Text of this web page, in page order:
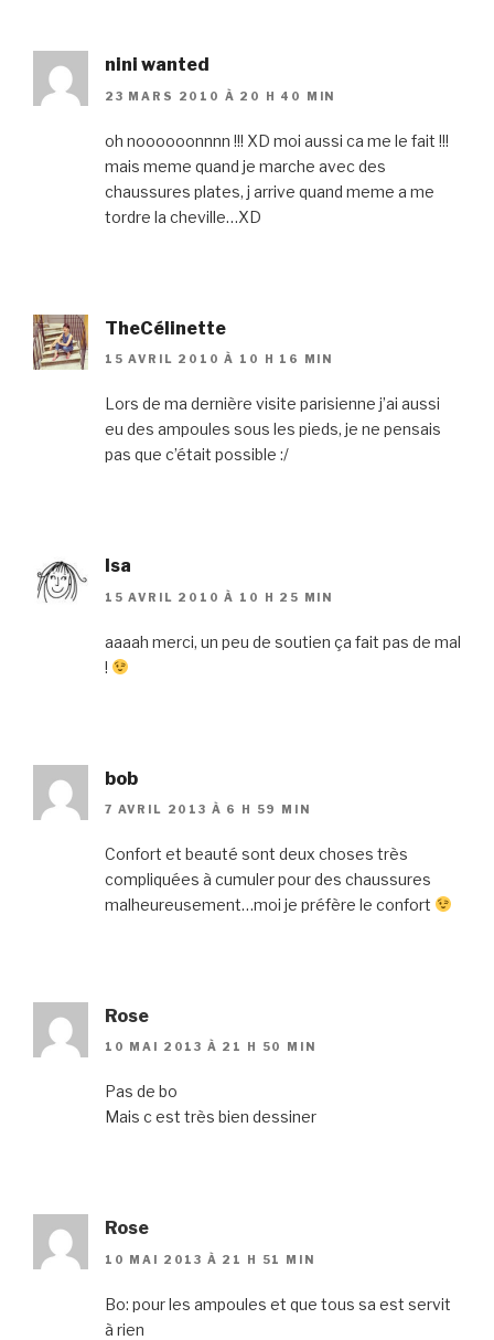
nini wanted
23 MARS 2010 À 20 H 40 MIN
oh noooooonnnn !!! XD moi aussi ca me le fait !!!
mais meme quand je marche avec des
chaussures plates, j arrive quand meme a me
tordre la cheville…XD
TheCélinette
15 AVRIL 2010 À 10 H 16 MIN
Lors de ma dernière visite parisienne j’ai aussi
eu des ampoules sous les pieds, je ne pensais
pas que c’était possible :/
Isa
15 AVRIL 2010 À 10 H 25 MIN
aaaah merci, un peu de soutien ça fait pas de mal
!
bob
7 AVRIL 2013 À 6 H 59 MIN
Confort et beauté sont deux choses très
compliquées à cumuler pour des chaussures
malheureusement…moi je préfère le confort
Rose
10 MAI 2013 À 21 H 50 MIN
Pas de bo
Mais c est très bien dessiner
Rose
10 MAI 2013 À 21 H 51 MIN
Bo: pour les ampoules et que tous sa est servit
à rien